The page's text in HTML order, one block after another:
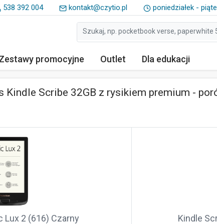
538 392 004 kontakt@czytio.pl poniedziałek -
promocyjne Outlet Dla edukacji
Kindle Scribe 32GB z rysikiem premium -
Lux 2 (616) Czarny Kindle